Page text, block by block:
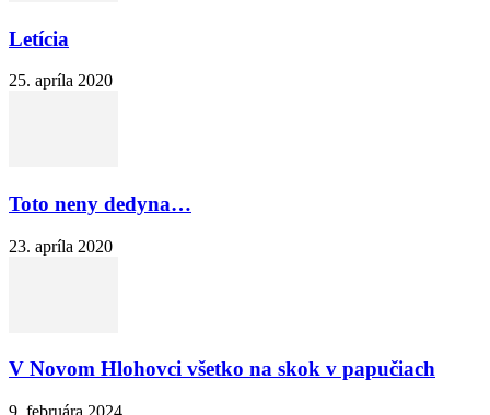
Letícia
25. apríla 2020
Toto neny dedyna…
23. apríla 2020
V Novom Hlohovci všetko na skok v papučiach
9. februára 2024